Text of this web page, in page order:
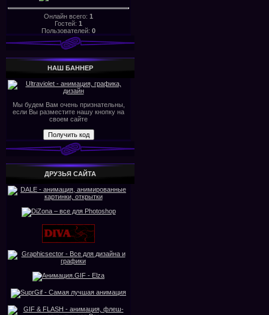
Онлайн всего: 1
Гостей: 1
Пользователей: 0
НАШ БАHHЕР
Мы будем Вам очень признательны,
если Вы разместите нашу кнопку на
своем сайте
ДРУЗЬЯ САЙТА